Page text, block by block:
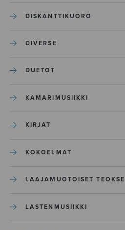
DISKANTTIKUORO
DIVERSE
DUETOT
KAMARIMUSIIKKI
KIRJAT
KOKOELMAT
LAAJAMUOTOISET
LASTENMUSIIKKI